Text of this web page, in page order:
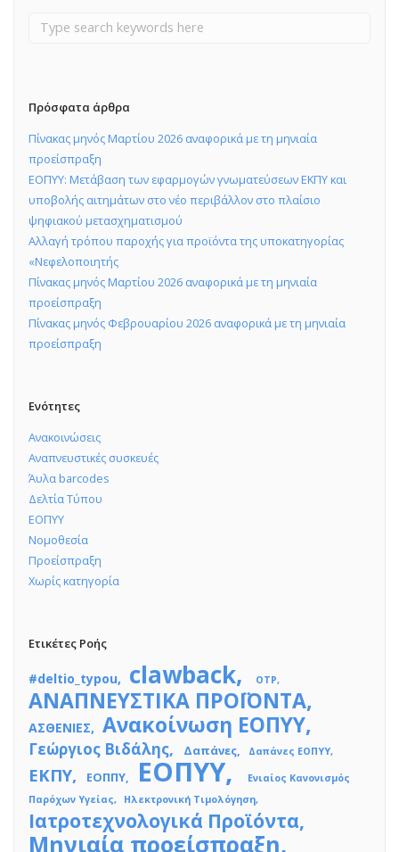
Πρόσφατα άρθρα
Πίνακας μηνός Μαρτίου 2026 αναφορικά με τη μηνιαία
προείσπραξη
ΕΟΠΥΥ: Μετάβαση των εφαρμογών γνωματεύσεων ΕΚΠΥ και
υποβολής αιτημάτων στο νέο περιβάλλον στο πλαίσιο
ψηφιακού μετασχηματισμού
Αλλαγή τρόπου παροχής για προϊόντα της υποκατηγορίας
«Νεφελοποιητής
Πίνακας μηνός Μαρτίου 2026 αναφορικά με τη μηνιαία
προείσπραξη
Πίνακας μηνός Φεβρουαρίου 2026 αναφορικά με τη μηνιαία
προείσπραξη
Ενότητες
Ανακοινώσεις
Αναπνευστικές συσκευές
Άυλα barcodes
Δελτία Τύπου
ΕΟΠΥΥ
Νομοθεσία
Προείσπραξη
Χωρίς κατηγορία
Ετικέτες Ροής
#deltio_typou clawback OTP
ΑΝΑΠΝΕΥΣΤΙΚΑ ΠΡΟΪΟΝΤΑ
ΑΣΘΕΝΙΕΣ Ανακοίνωση ΕΟΠΥΥ
Γεώργιος Βιδάλης Δαπάνες Δαπάνες ΕΟΠΥΥ
ΕΚΠΥ ΕΟΠΠΥ ΕΟΠΥΥ
Ενιαίος Κανονισμός
Παρόχων Υγείας
Ηλεκτρονική Τιμολόγηση
Ιατροτεχνολογικά Προϊόντα
Μηνιαία προείσπραξη